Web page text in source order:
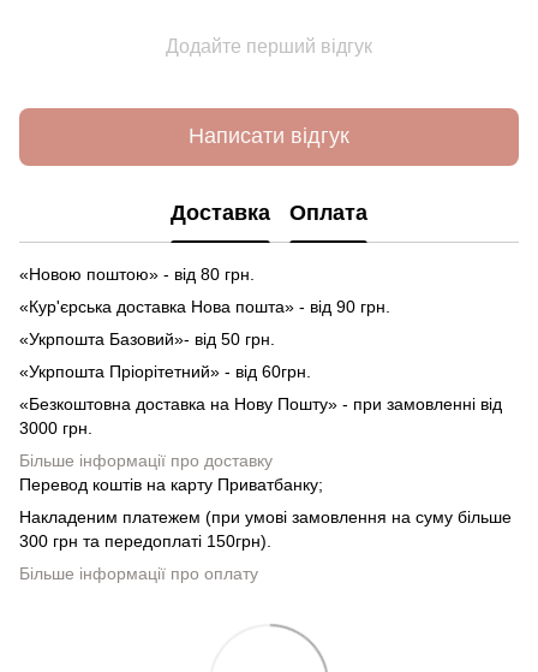
Додайте перший відгук
Написати відгук
Доставка Оплата
«Новою поштою» - від 80 грн.
«Кур'єрська доставка Нова пошта» - від 90 грн.
«Укрпошта Базовий»- від 50 грн.
«Укрпошта Пріорітетний» - від 60грн.
«Безкоштовна доставка на Нову Пошту» - при замовленні від
3000 грн.
Більше інформації про доставку
Перевод коштів на карту Приватбанку;
Накладеним платежем (при умові замовлення на суму більше
300 грн та передоплаті 150грн).
Більше інформації про оплату